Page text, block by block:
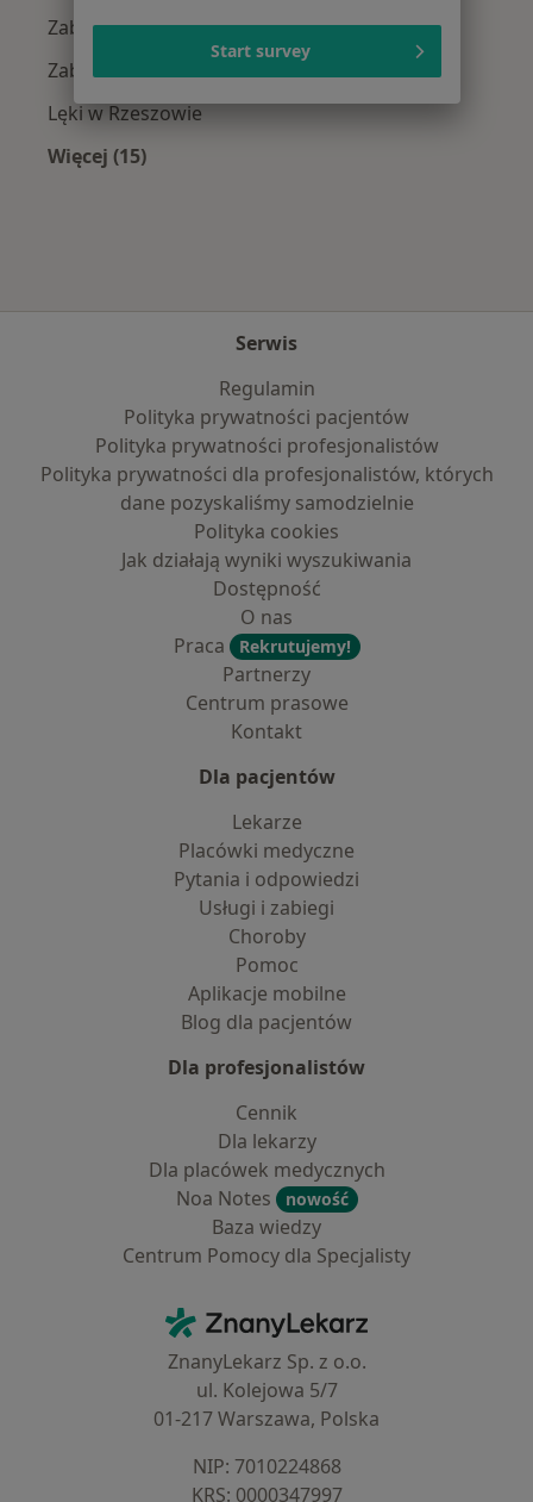
Zaburzenia nastroju w Rzeszowie
Zaburzenia emocjonalne w Rzeszowie
Lęki w Rzeszowie
Więcej (15)
Serwis
Regulamin
Polityka prywatności pacjentów
Polityka prywatności profesjonalistów
Polityka prywatności dla profesjonalistów, których
dane pozyskaliśmy samodzielnie
Polityka cookies
Jak działają wyniki wyszukiwania
Dostępność
O nas
Praca
Rekrutujemy!
Partnerzy
Centrum prasowe
Kontakt
Dla pacjentów
Lekarze
Placówki medyczne
Pytania i odpowiedzi
Usługi i zabiegi
Choroby
Pomoc
Aplikacje mobilne
Blog dla pacjentów
Dla profesjonalistów
Cennik
Dla lekarzy
Dla placówek medycznych
Noa Notes
nowość
Baza wiedzy
Centrum Pomocy dla Specjalisty
ZnanyLekarz - Strona główna
ZnanyLekarz Sp. z o.o.
ul. Kolejowa 5/7
01-217 Warszawa, Polska
NIP: ⁠7010224868
KRS: ⁠0000347997
Start survey